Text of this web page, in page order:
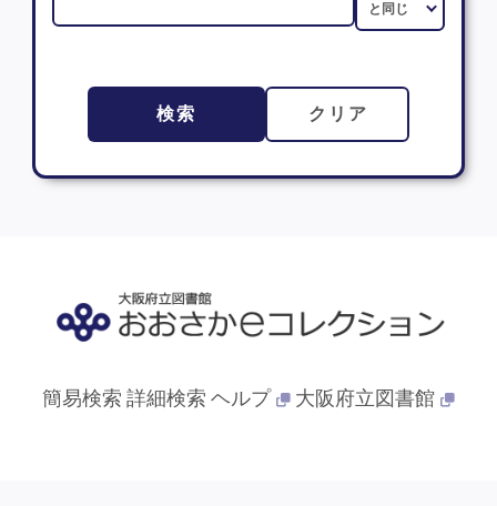
検索 クリア
簡易検索 詳細検索 ヘルプ 大阪府立図書館